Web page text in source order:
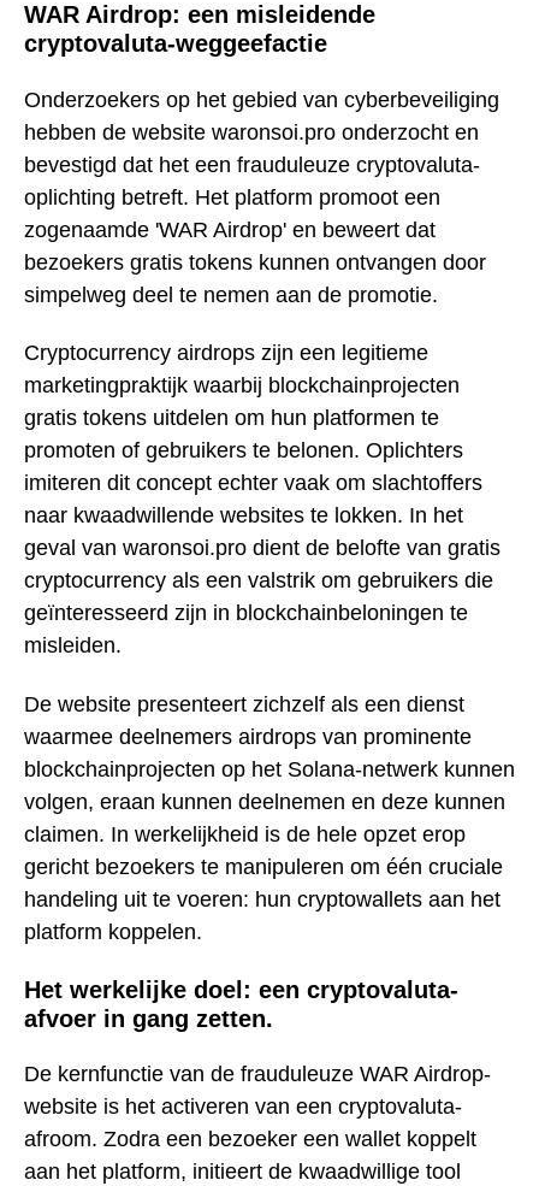
WAR Airdrop: een misleidende
cryptovaluta-weggeefactie
Onderzoekers op het gebied van cyberbeveiliging
hebben de website waronsoi.pro onderzocht en
bevestigd dat het een frauduleuze cryptovaluta-
oplichting betreft. Het platform promoot een
zogenaamde 'WAR Airdrop' en beweert dat
bezoekers gratis tokens kunnen ontvangen door
simpelweg deel te nemen aan de promotie.
Cryptocurrency airdrops zijn een legitieme
marketingpraktijk waarbij blockchainprojecten
gratis tokens uitdelen om hun platformen te
promoten of gebruikers te belonen. Oplichters
imiteren dit concept echter vaak om slachtoffers
naar kwaadwillende websites te lokken. In het
geval van waronsoi.pro dient de belofte van gratis
cryptocurrency als een valstrik om gebruikers die
geïnteresseerd zijn in blockchainbeloningen te
misleiden.
De website presenteert zichzelf als een dienst
waarmee deelnemers airdrops van prominente
blockchainprojecten op het Solana-netwerk kunnen
volgen, eraan kunnen deelnemen en deze kunnen
claimen. In werkelijkheid is de hele opzet erop
gericht bezoekers te manipuleren om één cruciale
handeling uit te voeren: hun cryptowallets aan het
platform koppelen.
Het werkelijke doel: een cryptovaluta-
afvoer in gang zetten.
De kernfunctie van de frauduleuze WAR Airdrop-
website is het activeren van een cryptovaluta-
afroom. Zodra een bezoeker een wallet koppelt
aan het platform, initieert de kwaadwillige tool